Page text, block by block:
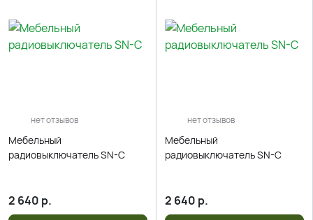
нет отзывов
Мебельный
радиовыключатель SN-C
2 640 р.
нет отзывов
Мебельный
радиовыключатель SN-C
2 640 р.